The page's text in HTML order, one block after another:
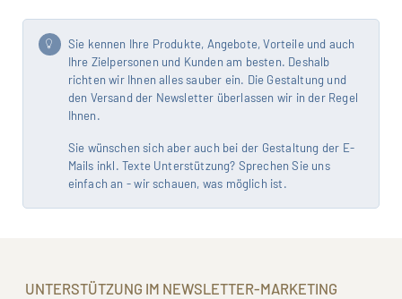
Sie kennen Ihre Produkte, Angebote, Vorteile und auch
Ihre Zielpersonen und Kunden am besten. Deshalb
richten wir Ihnen alles sauber ein. Die Gestaltung und
den Versand der Newsletter überlassen wir in der Regel
Ihnen.
Sie wünschen sich aber auch bei der Gestaltung der E-
Mails inkl. Texte Unterstützung? Sprechen Sie uns
einfach an - wir schauen, was möglich ist.
UNTERSTÜTZUNG IM NEWSLETTER-MARKETING